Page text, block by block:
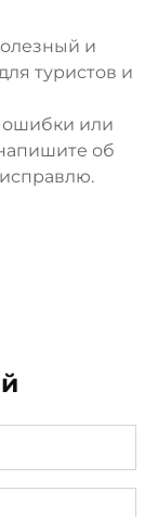
и
туристов и
или
об